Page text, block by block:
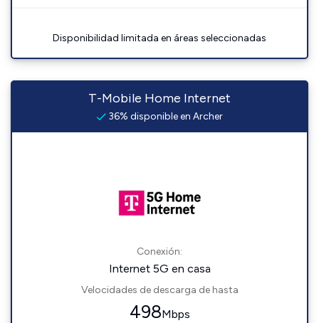
Disponibilidad limitada en áreas seleccionadas
T-Mobile Home Internet
36% disponible en Archer
Conexión:
Internet 5G en casa
Velocidades de descarga de hasta
498Mbps